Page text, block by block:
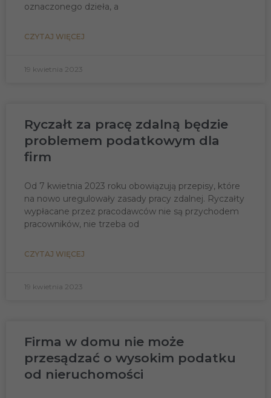
oznaczonego dzieła, a
CZYTAJ WIĘCEJ
19 kwietnia 2023
Ryczałt za pracę zdalną będzie
problemem podatkowym dla
firm
Od 7 kwietnia 2023 roku obowiązują przepisy, które
na nowo uregulowały zasady pracy zdalnej. Ryczałty
wypłacane przez pracodawców nie są przychodem
pracowników, nie trzeba od
CZYTAJ WIĘCEJ
19 kwietnia 2023
Firma w domu nie może
przesądzać o wysokim podatku
od nieruchomości